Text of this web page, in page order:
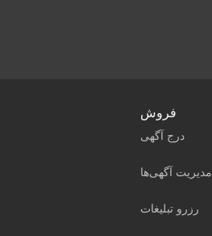
فروش
درج آگهی
مدیریت آگهی‌ها
رزرو تبلیغات